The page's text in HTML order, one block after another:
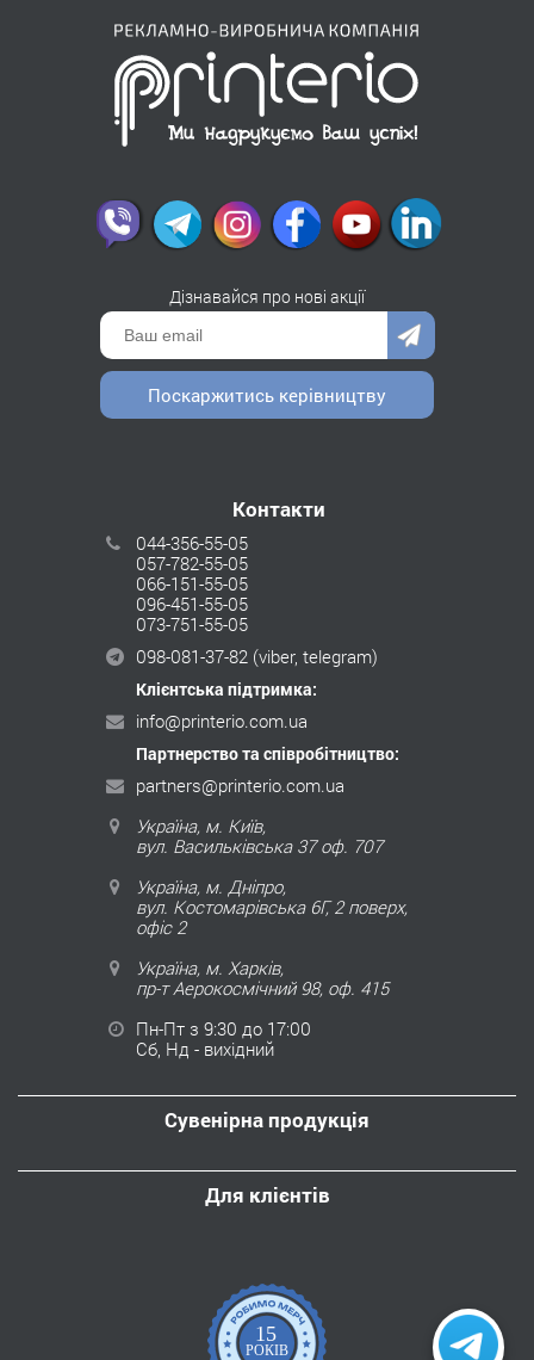
Дізнавайся про нові акції
Поскаржитись керівництву
Контакти
044-356-55-05
057-782-55-05
066-151-55-05
096-451-55-05
073-751-55-05
098-081-37-82 (viber, telegram)
Клієнтська підтримка:
info@printerio.com.ua
Партнерство та співробітництво:
partners@printerio.com.ua
Україна, м. Київ,
вул. Васильківська 37 оф. 707
Україна, м. Дніпро,
вул. Костомарівська 6Г, 2 поверх,
офіс 2
Україна, м. Харків,
пр-т Аерокосмічний 98, оф. 415
Пн-Пт з 9:30 до 17:00
Сб, Нд - вихідний
Сувенірна продукція
Для клієнтів
15
РОКІВ